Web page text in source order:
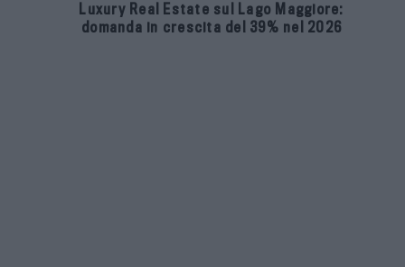
Luxury Real Estate sul Lago Maggiore:
domanda in crescita del 39% nel 2026